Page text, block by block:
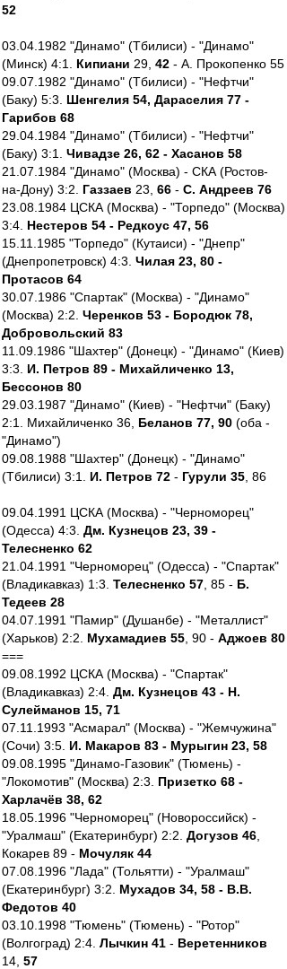
52
03.04.1982 "Динамо" (Тбилиси) - "Динамо"
(Минск) 4:1. Кипиани 29, 42 - А. Прокопенко 55
09.07.1982 "Динамо" (Тбилиси) - "Нефтчи"
(Баку) 5:3. Шенгелия 54, Дараселия 77 -
Гарибов 68
29.04.1984 "Динамо" (Тбилиси) - "Нефтчи"
(Баку) 3:1. Чивадзе 26, 62 - Хасанов 58
21.07.1984 "Динамо" (Москва) - СКА (Ростов-
на-Дону) 3:2. Газзаев 23, 66 - С. Андреев 76
23.08.1984 ЦСКА (Москва) - "Торпедо" (Москва)
3:4. Нестеров 54 - Редкоус 47, 56
15.11.1985 "Торпедо" (Кутаиси) - "Днепр"
(Днепропетровск) 4:3. Чилая 23, 80 -
Протасов 64
30.07.1986 "Спартак" (Москва) - "Динамо"
(Москва) 2:2. Черенков 53 - Бородюк 78,
Добровольский 83
11.09.1986 "Шахтер" (Донецк) - "Динамо" (Киев)
3:3. И. Петров 89 - Михайличенко 13,
Бессонов 80
29.03.1987 "Динамо" (Киев) - "Нефтчи" (Баку)
2:1. Михайличенко 36, Беланов 77, 90 (оба -
"Динамо")
09.08.1988 "Шахтер" (Донецк) - "Динамо"
(Тбилиси) 3:1. И. Петров 72 - Гурули 35 , 86
09.04.1991 ЦСКА (Москва) - "Черноморец"
(Одесса) 4:3. Дм. Кузнецов 23, 39 -
Телесненко 62
21.04.1991 "Черноморец" (Одесса) - "Спартак"
(Владикавказ) 1:3. Телесненко 57 , 85 - Б.
Тедеев 28
04.07.1991 "Памир" (Душанбе) - "Металлист"
(Харьков) 2:2. Мухамадиев 55 , 90 - Аджоев 80
===
09.08.1992 ЦСКА (Москва) - "Спартак"
(Владикавказ) 2:4. Дм. Кузнецов 43 - Н.
Сулейманов 15, 71
07.11.1993 "Асмарал" (Москва) - "Жемчужина"
(Сочи) 3:5. И. Макаров 83 - Мурыгин 23, 58
09.08.1995 "Динамо-Газовик" (Тюмень) -
"Локомотив" (Москва) 2:3. Призетко 68 -
Харлачёв 38, 62
18.05.1996 "Черноморец" (Новороссийск) -
"Уралмаш" (Екатеринбург) 2:2. Догузов 46
Кокарев 89 - Мочуляк 44
07.08.1996 "Лада" (Тольятти) - "Уралмаш"
(Екатеринбург) 3:2. Мухадов 34, 58 - В.В.
Федотов 40
03.10.1998 "Тюмень" (Тюмень) - "Ротор"
(Волгоград) 2:4. Лычкин 41 - Веретенников
14, 57